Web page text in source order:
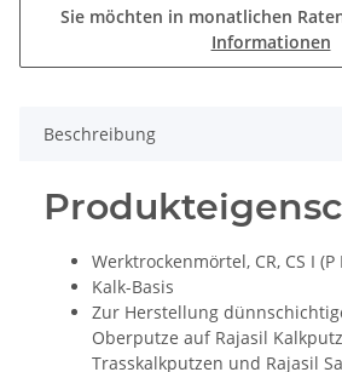
Sie möchten in monatlichen
Informationen
Beschreibung
Werktrockenmörtel, CR, CS I (P
Kalk-Basis
Zur Herstellung
Oberputze auf Rajasil
Trasskalkputzen und Rajasil